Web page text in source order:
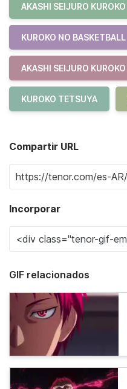
AKASHI SEIJURO
KUROKO NO BASKETBALL
AKASHI SEIJURO
KUROKO TETSUYA
Compartir URL
Incorporar
GIF relacionados